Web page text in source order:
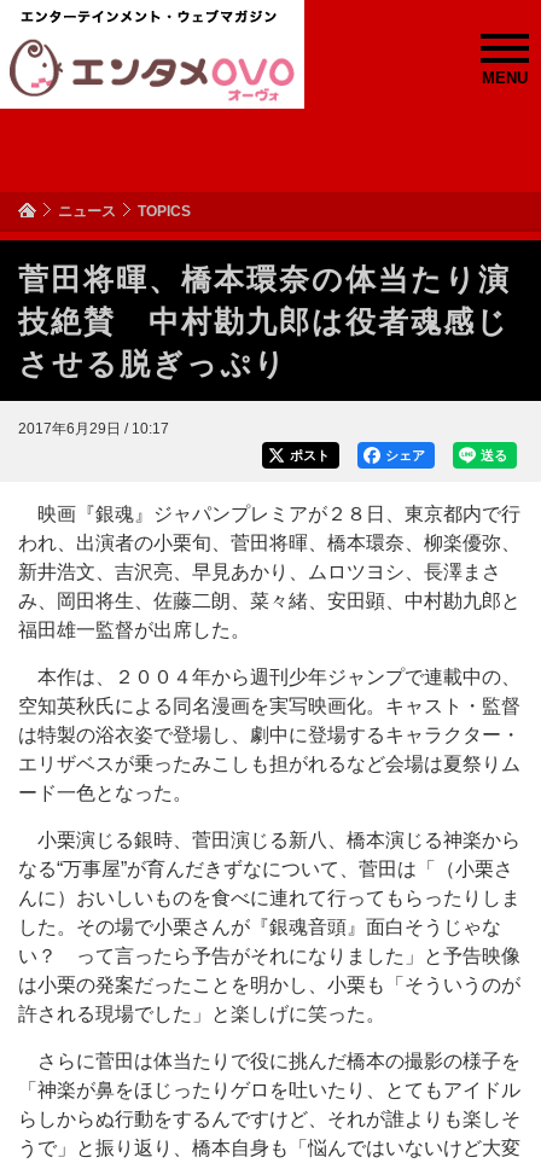
MENU
ニュース TOPICS
菅田将暉、橋本環奈の体当たり演
技絶賛 中村勘九郎は役者魂感じ
させる脱ぎっぷり
2017年6月29日 / 10:17
送る
シェア
ポスト
映画『銀魂』ジャパンプレミアが２８日、東京都内で行
われ、出演者の小栗旬、菅田将暉、橋本環奈、柳楽優弥、
新井浩文、吉沢亮、早見あかり、ムロツヨシ、長澤まさ
み、岡田将生、佐藤二朗、菜々緒、安田顕、中村勘九郎と
福田雄一監督が出席した。
本作は、２００４年から週刊少年ジャンプで連載中の、
空知英秋氏による同名漫画を実写映画化。キャスト・監督
は特製の浴衣姿で登場し、劇中に登場するキャラクター・
エリザベスが乗ったみこしも担がれるなど会場は夏祭りム
ード一色となった。
小栗演じる銀時、菅田演じる新八、橋本演じる神楽から
なる“万事屋”が育んだきずなについて、菅田は「（小栗さ
んに）おいしいものを食べに連れて行ってもらったりしま
した。その場で小栗さんが『銀魂音頭』面白そうじゃな
い？ って言ったら予告がそれになりました」と予告映像
は小栗の発案だったことを明かし、小栗も「そういうのが
許される現場でした」と楽しげに笑った。
さらに菅田は体当たりで役に挑んだ橋本の撮影の様子を
「神楽が鼻をほじったりゲロを吐いたり、とてもアイドル
らしからぬ行動をするんですけど、それが誰よりも楽しそ
うで」と振り返り、橋本自身も「悩んではいないけど大変